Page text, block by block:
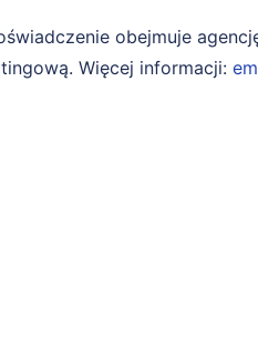
obejmuje
Więcej informacji: